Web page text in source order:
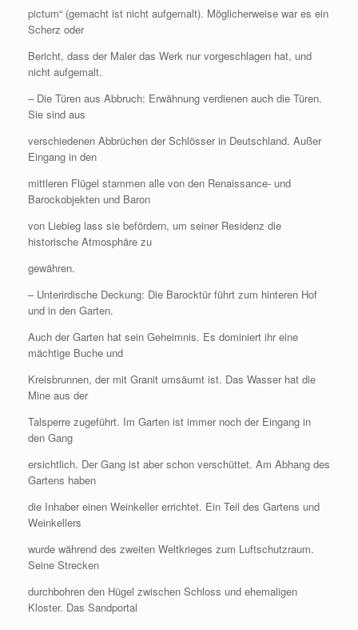
pictum“ (gemacht ist nicht aufgemalt). Möglicherweise war es ein
Scherz oder
Bericht, dass der Maler das Werk nur vorgeschlagen hat, und
nicht aufgemalt.
– Die Türen aus Abbruch: Erwähnung verdienen auch die Türen.
Sie sind aus
verschiedenen Abbrüchen der Schlösser in Deutschland. Außer
Eingang in den
mittleren Flügel stammen alle von den Renaissance- und
Barockobjekten und Baron
von Liebieg lass sie befördern, um seiner Residenz die
historische Atmosphäre zu
gewähren.
– Unterirdische Deckung: Die Barocktür führt zum hinteren Hof
und in den Garten.
Auch der Garten hat sein Geheimnis. Es dominiert ihr eine
mächtige Buche und
Kreisbrunnen, der mit Granit umsäumt ist. Das Wasser hat die
Mine aus der
Talsperre zugeführt. Im Garten ist immer noch der Eingang in
den Gang
ersichtlich. Der Gang ist aber schon verschüttet. Am Abhang des
Gartens haben
die Inhaber einen Weinkeller errichtet. Ein Teil des Gartens und
Weinkellers
wurde während des zweiten Weltkrieges zum Luftschutzraum.
Seine Strecken
durchbohren den Hügel zwischen Schloss und ehemaligen
Kloster. Das Sandportal